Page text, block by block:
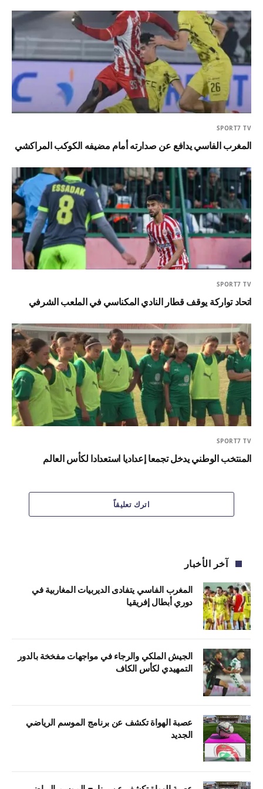
SPORT7 TV
المغرب الفاسي يدافع عن صدارته أمام مضيفه الكوكب المراكشي
SPORT7 TV
اتحاد تواركة يوقف قطار النادي المكناسي في الملعب الشرفي
SPORT7 TV
المنتخب الوطني يدخل تجمعا إعداديا استعدادا لكأس العالم
اترك تعليقاً
آخر الأخبار
المغرب الفاسي يتفادى الديربيات المغاربية في
دوري أبطال إفريقيا
الجيش الملكي والرجاء في مواجهات مفخخة بالدور
التمهيدي لكأس الكاف
عصبة الهواة تكشف عن برنامج الموسم الرياضي
الجديد